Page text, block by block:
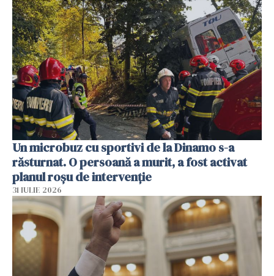
Un microbuz cu sportivi de la Dinamo s-a
răsturnat. O persoană a murit, a fost activat
planul roșu de intervenție
31 IULIE 2026